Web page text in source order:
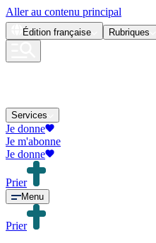
Aller au contenu principal
Édition française Rubriques
Services
Je donne
Je m'abonne
Je donne
Prier
Menu
Prier